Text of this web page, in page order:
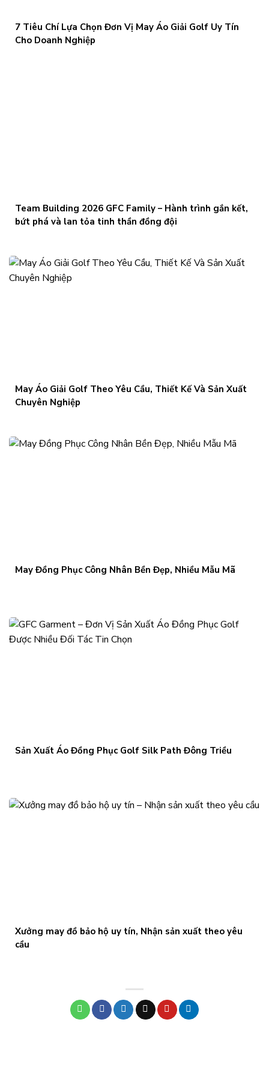
7 Tiêu Chí Lựa Chọn Đơn Vị May Áo Giải Golf Uy Tín
Cho Doanh Nghiệp
Team Building 2026 GFC Family – Hành trình gắn kết,
bứt phá và lan tỏa tinh thần đồng đội
May Áo Giải Golf Theo Yêu Cầu, Thiết Kế Và Sản Xuất
Chuyên Nghiệp
May Đồng Phục Công Nhân Bền Đẹp, Nhiều Mẫu Mã
Sản Xuất Áo Đồng Phục Golf Silk Path Đông Triều
Xưởng may đồ bảo hộ uy tín, Nhận sản xuất theo yêu
cầu